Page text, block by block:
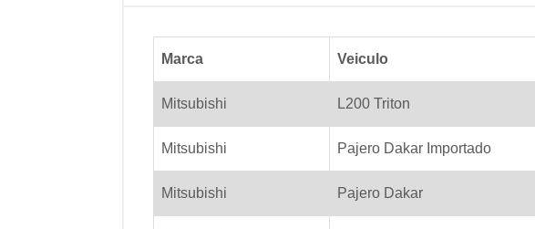
Marca Veiculo
Mitsubishi L200 Triton
Mitsubishi Pajero Dakar Importado
Mitsubishi Pajero Dakar